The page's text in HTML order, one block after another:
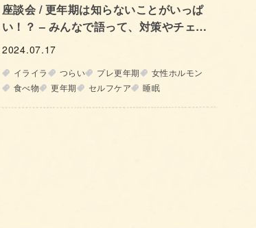
座談会 / 更年期は知らないことがいっぱ
い！？ – みんなで語って、対策やチェッ
ク法を知ろう –
2024.07.17
イライラ つらい プレ更年期
女性ホルモン
食べ物
更年期 セルフケア 睡眠